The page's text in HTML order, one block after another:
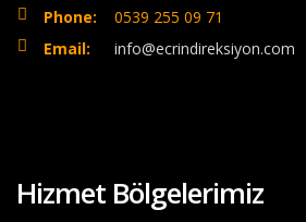
Phone:
0539 255 09 71
Email:
info@ecrindireksiyon.com
Hizmet Bölgelerimiz